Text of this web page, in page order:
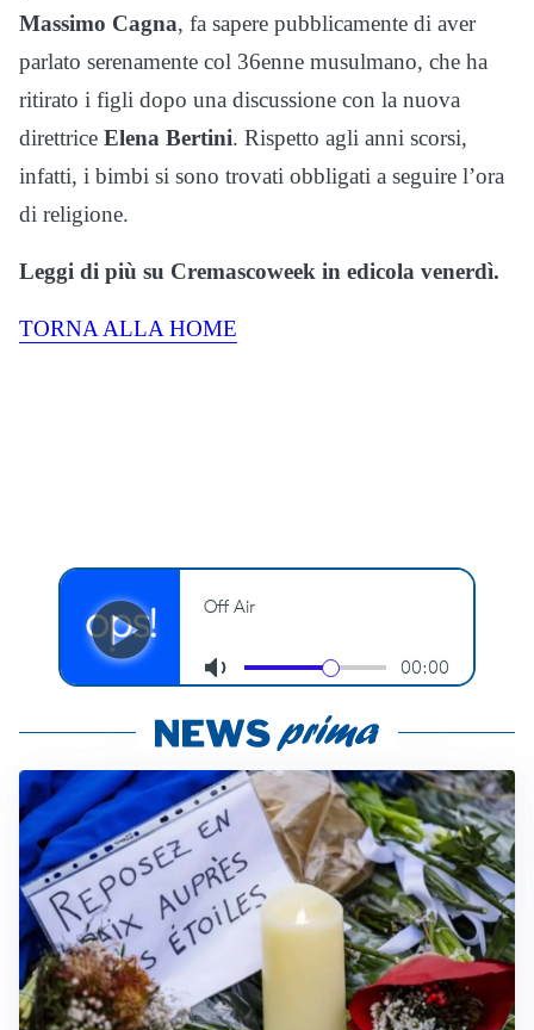
Massimo Cagna, fa sapere pubblicamente di aver
parlato serenamente col 36enne musulmano, che ha
ritirato i figli dopo una discussione con la nuova
direttrice Elena Bertini. Rispetto agli anni scorsi,
infatti, i bimbi si sono trovati obbligati a seguire l’ora
di religione.
Leggi di più su Cremascoweek in edicola venerdì.
TORNA ALLA HOME